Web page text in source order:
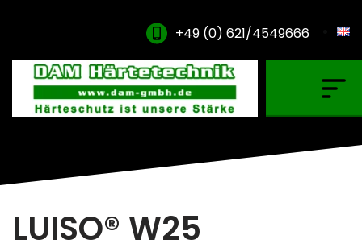
+49 (0) 621/4549666
LUISO® W25
Gasaufkohlung & Granulataufkohlung
Nitrieren & Nitrocarburieren
Plasmanitrieren
Glühen & Oxidation